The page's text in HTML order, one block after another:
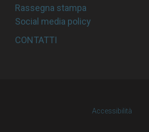
Rassegna stampa
Social media policy
CONTATTI
Accessibilità